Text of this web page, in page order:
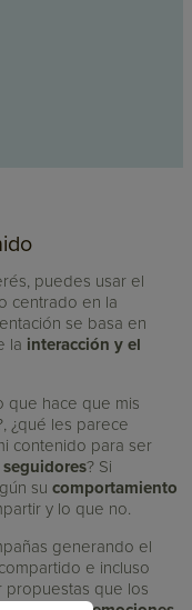
puedes usar el
centrado en la
se basa en
la interacción y el
que hace que mis
¿qué les parece
contenido para ser
? Si
sucomportamiento
y lo que no.
generando el
e incluso
propuestas que los